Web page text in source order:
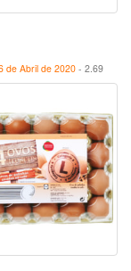
de Abril de 2020- 2.69